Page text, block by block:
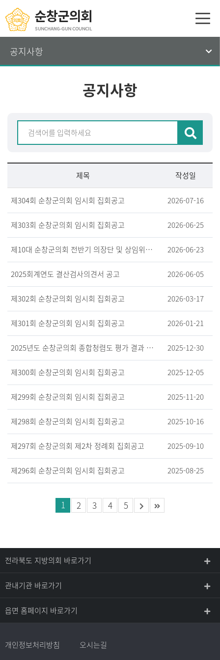
공지사항
공지사항
제목 작성일
제304회 순창군의회 임시회 집회공고 2026-07-16
제303회 순창군의회 임시회 집회공고 2026-06-25
제10대 순창군의회 전반기 의장단 및 상임위원장 선거 후보자 등록 공고 2026-06-23
2025회계연도 결산검사의견서 공고 2026-06-05
제302회 순창군의회 임시회 집회공고 2026-03-17
제301회 순창군의회 임시회 집회공고 2026-01-21
2025년도 순창군의회 종합청렴도 평가 결과 공개 2025-12-30
제300회 순창군의회 임시회 집회공고 2025-12-05
제299회 순창군의회 임시회 집회공고 2025-11-20
제298회 순창군의회 임시회 집회공고 2025-10-16
제297회 순창군의회 제2차 정례회 집회공고 2025-09-10
제296회 순창군의회 임시회 집회공고 2025-08-25
1 2 3 4 5
전라북도 지방의회 바로가기
관내기관 바로가기
읍면 홈페이지 바로가기
개인정보처리방침 오시는길